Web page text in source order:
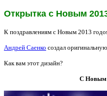
Открытка с Новым
К поздравлениям с Новым 2013
Андрей Саенко создал
Как вам этот дизайн?
С Новым